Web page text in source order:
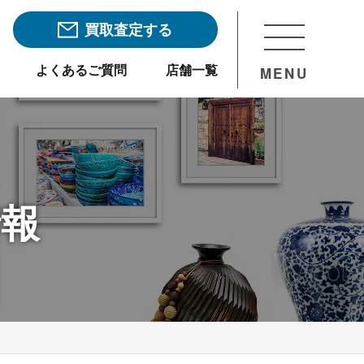
買取査定する
よくあるご質問 店舗一覧 MENU